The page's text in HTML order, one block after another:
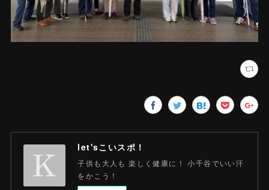
let'sこいスポ！
子供も大人も 楽しく健康に！ 小千谷でいい汗
をかこう！